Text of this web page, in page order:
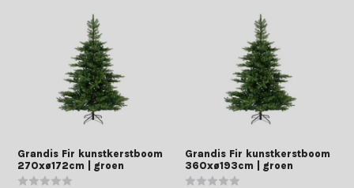
Grandis Fir kunstkerstboom
270xø172cm | groen
Grandis Fir kunstkerstboom
360xø193cm | groen